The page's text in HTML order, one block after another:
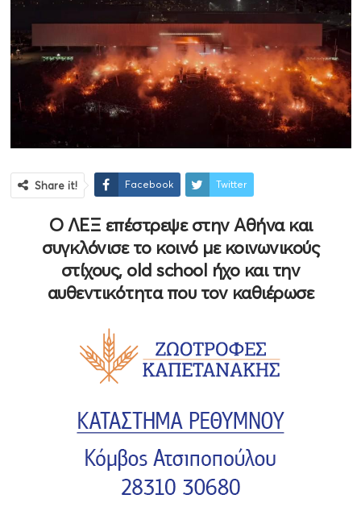
Share it! Facebook Twitter
Ο ΛΕΞ επέστρεψε στην Αθήνα και
συγκλόνισε το κοινό με κοινωνικούς
στίχους, old school ήχο και την
αυθεντικότητα που τον καθιέρωσε